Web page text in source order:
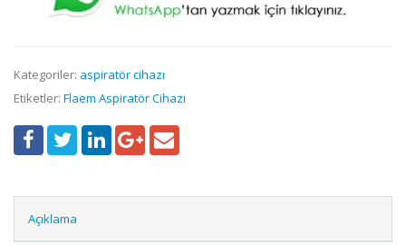
Kategoriler: aspiratör cihazı
Etiketler: Flaem Aspiratör Cihazı
Açıklama